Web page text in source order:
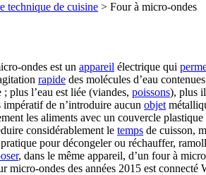
technique de cuisine > Four à micro-ondes
ondes est un appareil électrique qui
rapide des molécules d’eau
plus l’eau est liée (viandes, poissons), plus
de n’introduire aucun objet
les aliments avec un couvercle
considérablement le temps de cuisson,
pour décongeler ou réchauffer,
, dans le même appareil, d’un four à
micro-ondes des années 2015 est